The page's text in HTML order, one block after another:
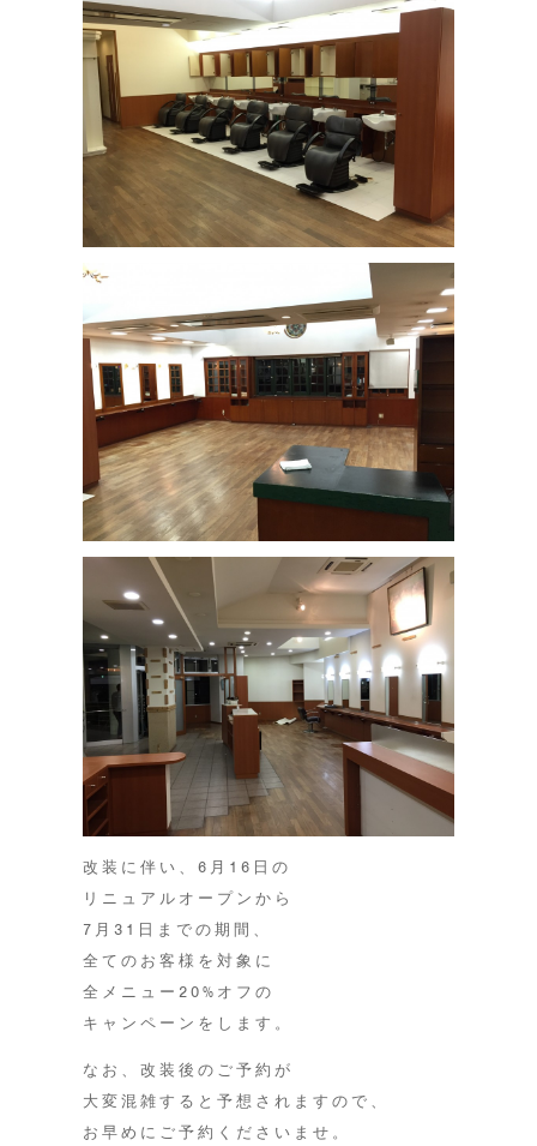
改装に伴い、6月16日の
リニュアルオープンから
7月31日までの期間、
全てのお客様を対象に
全メニュー20%オフの
キャンペーンをします。
なお、改装後のご予約が
大変混雑すると予想されますので、
お早めにご予約くださいませ。